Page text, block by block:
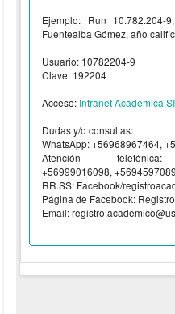
Ejemplo: Run 10.782.204-
Fuentealba Gómez, año
Usuario: 10782204-9
Clave: 192204
Acceso: Intranet Académica
Dudas y/o consultas:
WhatsApp: +56968967464,
Atención telefónica:
+56999016098,
RR.SS: Facebook/
Página de Facebook:
Email: